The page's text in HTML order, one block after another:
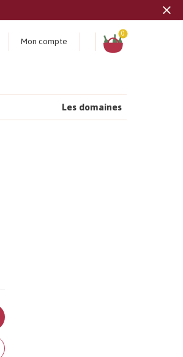
Mon compte
Panier
0
Les domaines